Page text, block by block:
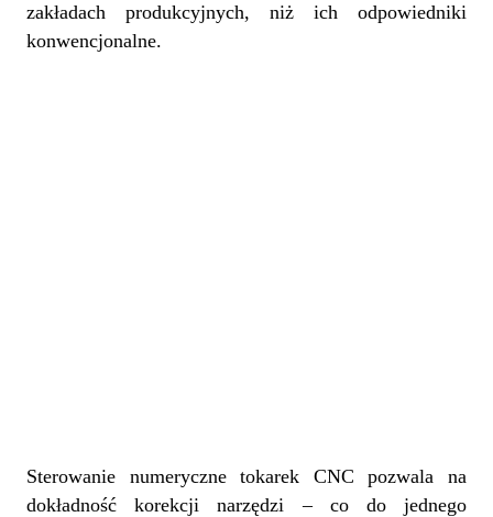
zakładach produkcyjnych, niż ich odpowiedniki
konwencjonalne.
Sterowanie numeryczne tokarek CNC pozwala na
dokładność korekcji narzędzi – co do jednego